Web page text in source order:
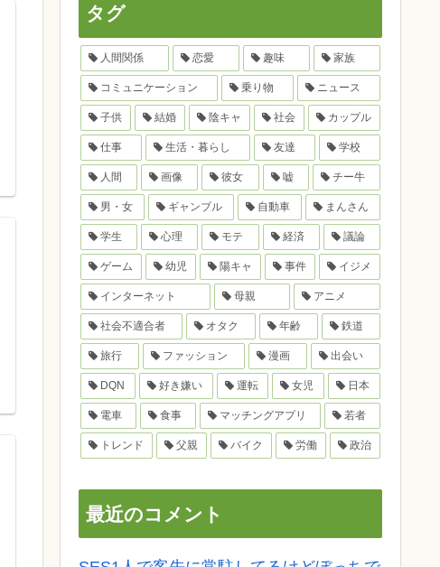
タグ
人間関係 恋愛 趣味 家族
コミュニケーション 乗り物 ニュース
子供 結婚 陰キャ 社会 カップル
仕事 生活・暮らし 友達 学校
人間 画像 彼女 嘘 チー牛
男・女 ギャンブル 自動車 まんさん
学生 心理 モテ 経済 議論
ゲーム 幼児 陽キャ 事件 イジメ
インターネット 母親 アニメ
社会不適合者 オタク 年齢 鉄道
旅行 ファッション 漫画 出会い
DQN 好き嫌い 運転 女児 日本
電車 食事 マッチングアプリ 若者
トレンド 父親 バイク 労働 政治
最近のコメント